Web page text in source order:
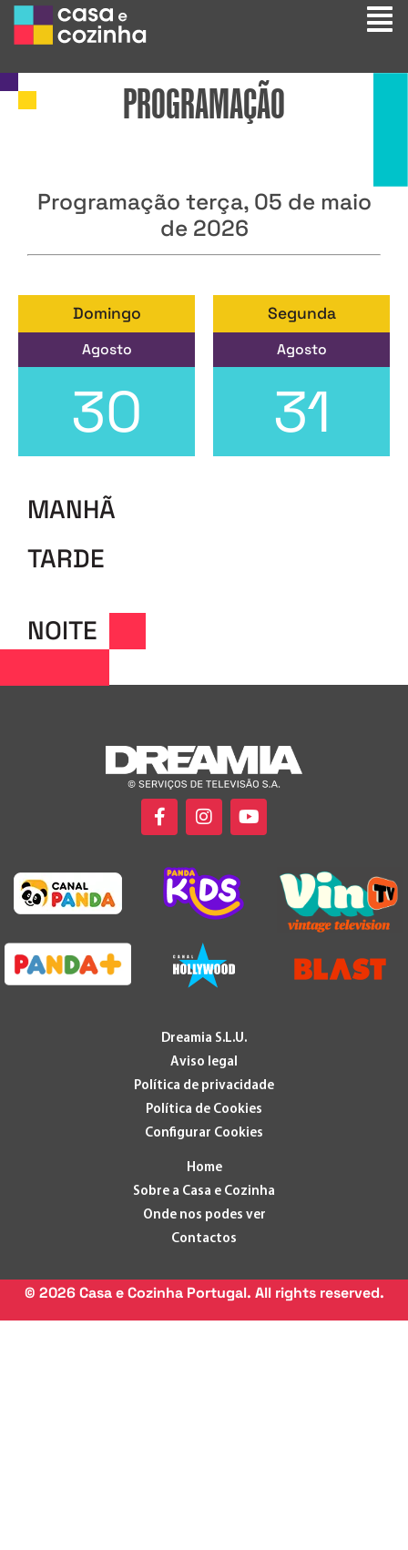
PROGRAMAÇÃO
Programação terça, 05 de maio
de 2026
Domingo
Agosto
30
Segunda
Agosto
31
MANHÃ
TARDE
NOITE
Dreamia S.L.U.
Aviso legal
Política de privacidade
Política de Cookies
Configurar Cookies
Home
Sobre a Casa e Cozinha
Onde nos podes ver
Contactos
© 2026Casa e Cozinha Portugal. All rights reserved.